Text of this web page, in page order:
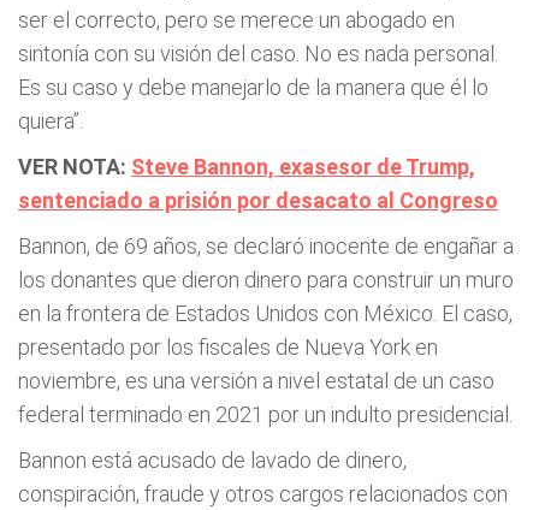
ser el correcto, pero se merece un abogado en
sintonía con su visión del caso. No es nada personal.
Es su caso y debe manejarlo de la manera que él lo
quiera”.
VER NOTA: Steve Bannon, exasesor de Trump,
sentenciado a prisión por desacato al Congreso
Bannon, de 69 años, se declaró inocente de engañar a
los donantes que dieron dinero para construir un muro
en la frontera de Estados Unidos con México. El caso,
presentado por los fiscales de Nueva York en
noviembre, es una versión a nivel estatal de un caso
federal terminado en 2021 por un indulto presidencial.
Bannon está acusado de lavado de dinero,
conspiración, fraude y otros cargos relacionados con